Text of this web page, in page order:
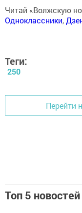
Читай «Волжскую
Одноклассники,
Теги:
250
Перейти
Топ 5 новостей